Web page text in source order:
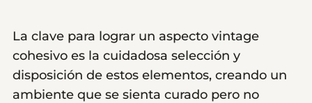
La clave para lograr un aspecto vintage
cohesivo es la cuidadosa selección y
disposición de estos elementos, creando un
ambiente que se sienta curado pero no